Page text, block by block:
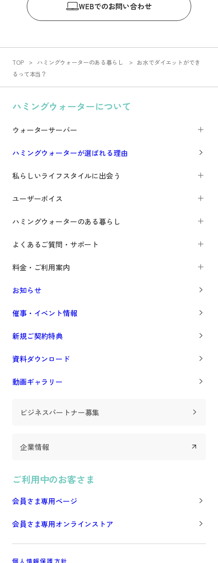
WEBでのお問い合わせ
TOP ハミングウォーターのある暮らし
お水でダイエットができ
るって本当？
ハミングウォーターについて
ウォーターサーバー
ハミングウォーターが選ばれる理由
私らしいライフスタイルに出会う
ユーザーボイス
ハミングウォーターのある暮らし
よくあるご質問・サポート
料金・ご利用案内
お知らせ
催事・イベント情報
新規ご契約特典
資料ダウンロード
動画ギャラリー
ビジネスパートナー募集
企業情報
ご利用中のお客さま
会員さま専用ページ
会員さま専用オンラインストア
個人情報保護方針